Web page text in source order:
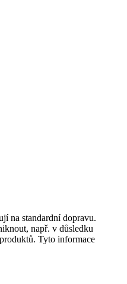
na standardní dopravu.
např. v důsledku
Tyto informace